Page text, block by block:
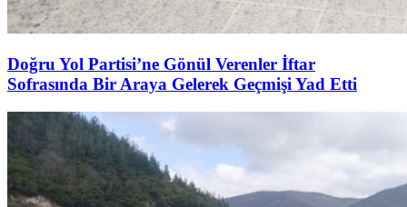
Doğru Yol Partisi’ne Gönül Verenler İftar
Sofrasında Bir Araya Gelerek Geçmişi Yad Etti